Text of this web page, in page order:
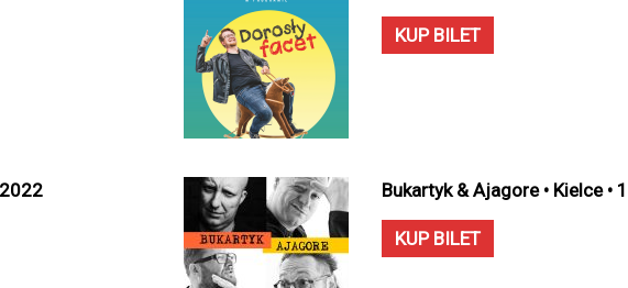
KUP BILET
Bukartyk & Ajagore • Kielce •
KUP BILET